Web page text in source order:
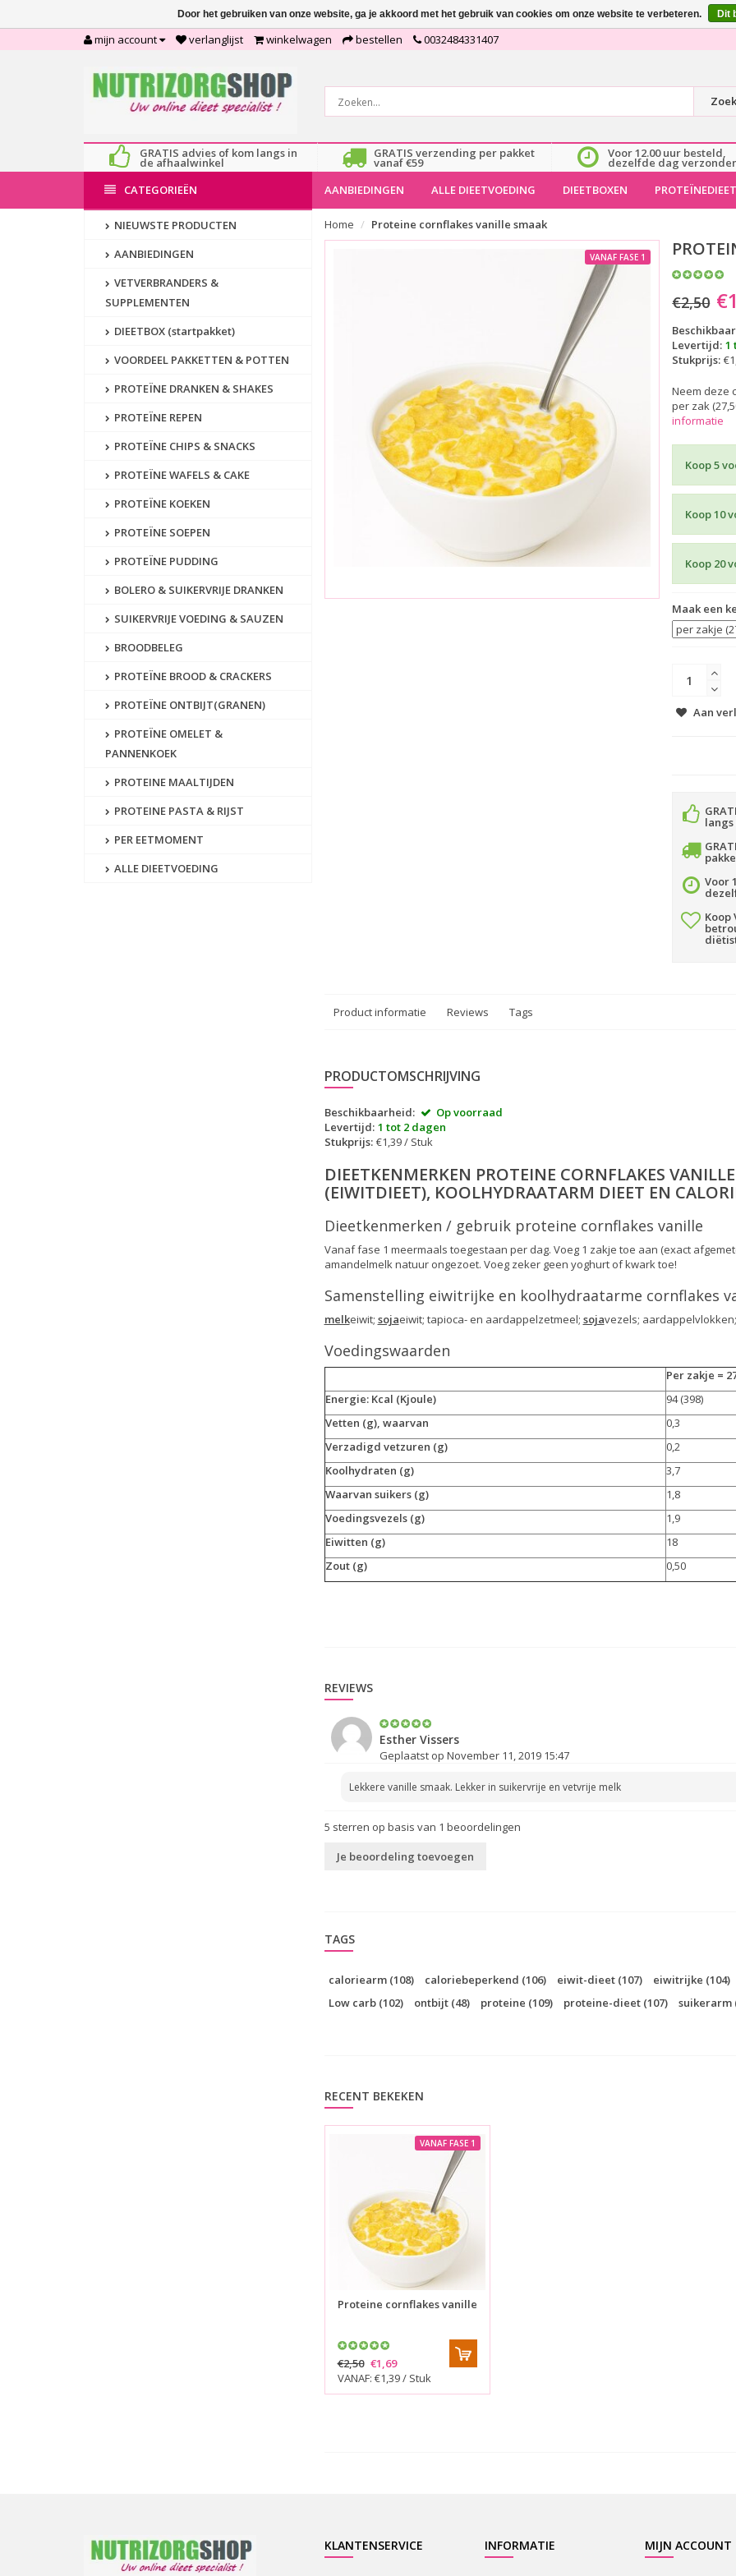
mijn account verlanglijst winkelwagen bestellen 0032484331407
GRATIS advies of kom langs in
de afhaalwinkel
GRATIS verzending per pakket
vanaf €59
Voor 12.00 uur besteld,
dezelfde dag
CATEGORIEËN
AANBIEDINGEN ALLE DIEETVOEDING DIEETBOXEN PROTEÏNEDIEET
NIEUWSTE PRODUCTEN
AANBIEDINGEN
VETVERBRANDERS &
SUPPLEMENTEN
DIEETBOX (startpakket)
VOORDEEL PAKKETTEN & POTTEN
PROTEÏNE DRANKEN & SHAKES
PROTEÏNE REPEN
PROTEÏNE CHIPS & SNACKS
PROTEÏNE WAFELS & CAKE
PROTEÏNE KOEKEN
PROTEÏNE SOEPEN
PROTEÏNE PUDDING
BOLERO & SUIKERVRIJE DRANKEN
SUIKERVRIJE VOEDING & SAUZEN
BROODBELEG
PROTEÏNE BROOD & CRACKERS
PROTEÏNE ONTBIJT(GRANEN)
PROTEÏNE OMELET &
PANNENKOEK
PROTEINE MAALTIJDEN
PROTEINE PASTA & RIJST
PER EETMOMENT
ALLE DIEETVOEDING
Home Proteine cornflakes vanille smaak
VANAF FASE 1
€2,50
Levertijd: 1
Stukprijs:
Neem deze
per zak
informatie
Koop 5
Koop 10
Koop 20
Maak een
Aan
Voor
Koop
Product informatie Reviews Tags
PRODUCTOMSCHRIJVING
Beschikbaarheid:
Op voorraad
Levertijd: 1 tot 2 dagen
Stukprijs: €1,39 / Stuk
DIEETKENMERKEN PROTEINE CORNFLAKES
(EIWITDIEET), KOOLHYDRAATARM DIEET EN
Dieetkenmerken / gebruik proteine cornflakes vanille
Vanaf fase 1 meermaals toegestaan per dag. Voeg 1 zakje toe aan (exact
amandelmelk natuur ongezoet. Voeg zeker geen yoghurt of kwark toe!
Samenstelling eiwitrijke en koolhydraatarme cornflakes
melkeiwit; sojaeiwit; tapioca- en aardappelzetmeel; sojavezels;
Voedingswaarden
Per zakje =
Energie: Kcal (Kjoule)
94 (398)
Vetten (g), waarvan
0,3
Verzadigd vetzuren (g)
0,2
Koolhydraten (g)
3,7
Waarvan suikers (g)
1,8
Voedingsvezels (g)
1,9
Eiwitten (g)
18
Zout (g)
0,50
REVIEWS
Esther Vissers
Geplaatst op November 11, 2019 15:47
Lekkere vanille smaak. Lekker in suikervrije en vetvrije melk
5 sterren op basis van 1 beoordelingen
Je beoordeling toevoegen
TAGS
caloriearm (108) caloriebeperkend (106) eiwit-dieet (107) eiwitrijke (104)
Low carb (102) ontbijt (48) proteine (109) proteine-dieet (107) suikerarm
RECENT BEKEKEN
VANAF FASE 1
Proteine cornflakes vanille
€2,50 €1,69
VANAF: €1,39 / Stuk
KLANTENSERVICE INFORMATIE MIJN ACCOUNT
Door het gebruiken van onze website, ga je akkoord met het gebruik van cookies om onze website te verbeteren. Dit